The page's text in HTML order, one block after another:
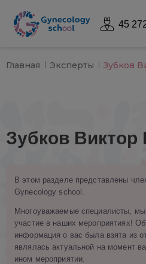
45
Главная Эксперты Зубков
Зубков Виктор
В этом разделе представлены
Gynecology school.
Многоуважаемые специалисты,
участие в наших мероприятиях!
информация о вас была взята из
являлась актуальной на момент
ином мероприятии.